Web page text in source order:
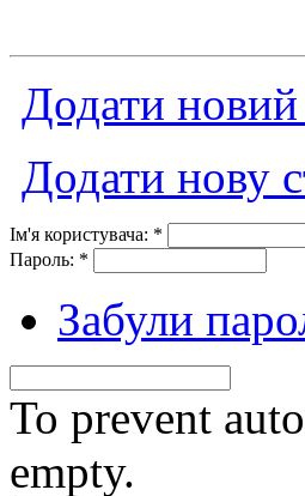
Додати новий
Додати нову
Ім'я користувача: *
Пароль: *
Забули
To prevent
empty.